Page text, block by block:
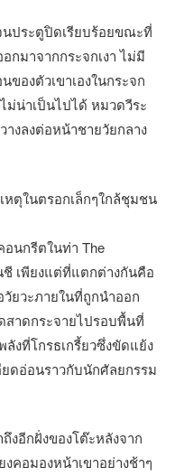
ประตูปิดเรียบร้อยขณะที่
กมาจากกระจกเงา ไม่มี
ของตัวเขาเองในกระจก
ม่น่าเป็นไปได้ หมวดวีระ
งลงต่อหน้าชายวัยกลาง
ตุในตรอกเล็กๆใกล้ชุมชน
นกรีตในท่า The
ชี เพียงแต่ที่แตกต่างกันคือ
ยวะภายในที่ถูกนำออก
สาดกระจายไปรอบพื้นที่
งที่โกรธเกรี้ยวซึ่งขัดแย้ง
ดอ่อนราวกับนักศัลยกรรม
งอีกฝั่งของโต๊ะหลังจาก
งคอมองหน้าเขาอย่างช้าๆ